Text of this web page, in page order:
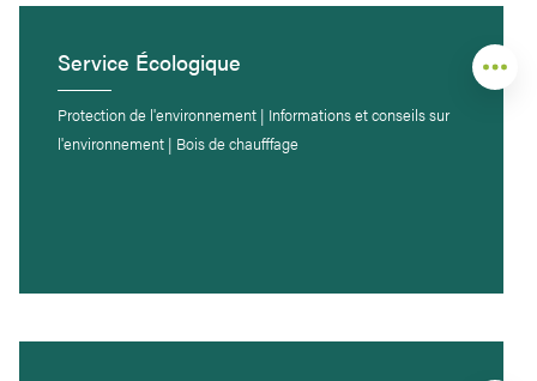
Service Écologique
Protection de l'environnement | Informations et conseils sur
l'environnement | Bois de chaufffage